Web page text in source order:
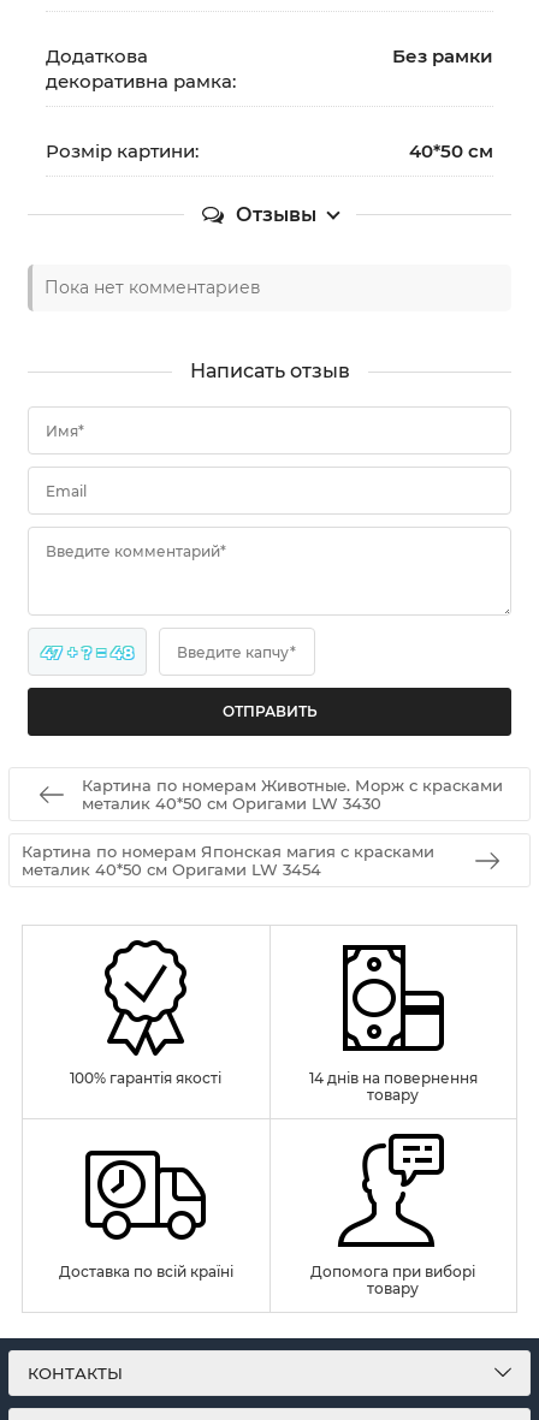
Додаткова
декоративна рамка:
Без рамки
Розмір картини: 40*50 см
Отзывы
Пока нет комментариев
Написать отзыв
Имя*
Email
Введите комментарий*
47 + ? = 48 Введите капчу*
Картина по номерам Животные. Морж с красками
металик 40*50 см Оригами LW 3430
Картина по номерам Японская магия с красками
металик 40*50 см Оригами LW 3454
100% гарантія якості
14 днів на повернення
товару
Доставка по всій країні
Допомога при виборі
товару
КОНТАКТЫ